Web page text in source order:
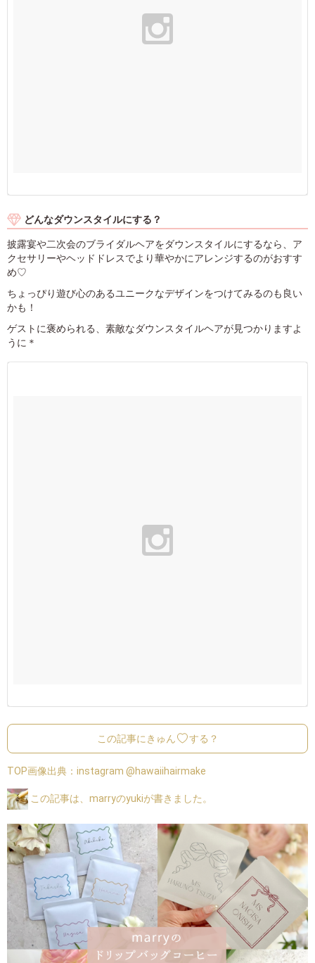
どんなダウンスタイルにする？
披露宴や二次会のブライダルヘアをダウンスタイルにするなら、ア
クセサリーやヘッドドレスでより華やかにアレンジするのがおすす
め♡
ちょっぴり遊び心のあるユニークなデザインをつけてみるのも良い
かも！
ゲストに褒められる、素敵なダウンスタイルヘアが見つかりますよ
うに＊
この記事にきゅん する？
TOP画像出典： instagram @hawaiihairmake
この記事は、marryのyukiが書きました。